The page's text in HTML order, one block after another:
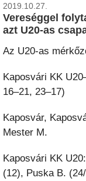
2019.10.27.
Vereséggel
azt U20-as
Az U20-as
Kaposvári KK
16–21, 23–17)
Kaposvár,
Mester M.
Kaposvári KK
(12), Puska B.